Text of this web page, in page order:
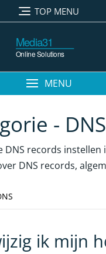
TOP MENU
MENU
- DNS
DNS records instellen
DNS records,
ik mijn